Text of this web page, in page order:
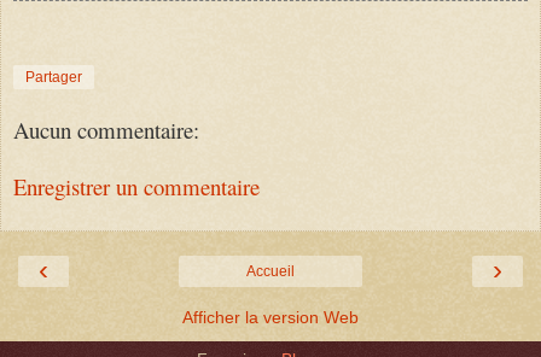
Partager
Aucun commentaire:
Enregistrer un commentaire
‹ ›
Accueil
Afficher la version Web